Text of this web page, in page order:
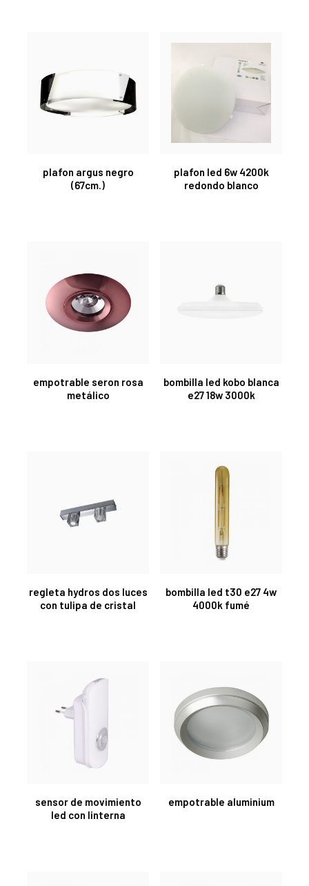
plafon argus negro
(67cm.)
plafon led 6w 4200k
redondo blanco
empotrable seron rosa
metálico
bombilla led kobo blanca
e27 18w 3000k
regleta hydros dos luces
con tulipa de cristal
bombilla led t30 e27 4w
4000k fumé
sensor de movimiento
led con linterna
empotrable aluminium